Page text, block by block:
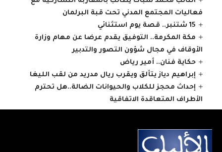
فعاليات المجتمع المدني تحت قبة البرلمان
15 شتنبر.. قصة يوم استثنائي
مكة المكرمة.. التوفيق يقدم عرضا عن مهام وزارة
الأوقاف في مجال شؤون التصور والتدبير
حكاية فنان.. أمير رياض
إبراهيم دياز يتألق ويقرب ريال مدريد من لقب الليغا
إحداث محجز للكلاب والحيوانات الضالة..هل تحترم
الأطراف المتعاقدة الاتفاقية